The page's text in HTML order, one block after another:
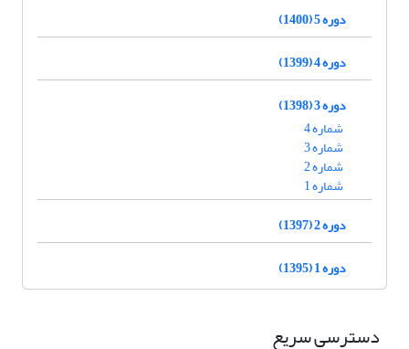
دوره 5 (1400)
دوره 4 (1399)
دوره 3 (1398)
شماره 4
شماره 3
شماره 2
شماره 1
دوره 2 (1397)
دوره 1 (1395)
دسترسی سریع